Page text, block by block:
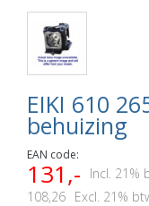
EIKI 610
behuizing
EAN code:
131,-
Incl. 21%
108,26 Excl. 21%